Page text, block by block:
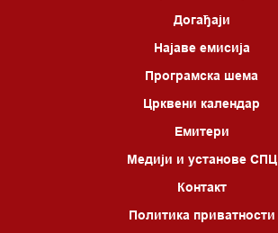
Догађаји
Најаве емисија
Програмска шема
Црквени календар
Емитери
Медији и установе СПЦ
Контакт
Политика приватности